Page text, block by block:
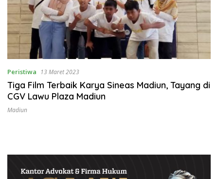
Peristiwa 13 Maret 2023
Tiga Film Terbaik Karya Sineas Madiun, Tayang di
CGV Lawu Plaza Madiun
Madiun